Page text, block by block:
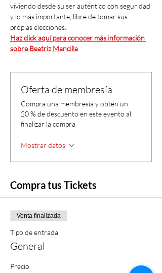
viviendo desde su ser auténtico con seguridad
y lo más importante, libre de tomar sus
propias elecciones.
Haz click aquí para conocer más información
sobre Beatriz Mancilla
Oferta de membresía
Compra una membresía y obtén un
20 % de descuento en este evento al
finalizar la compra
Mostrar datos
Compra tus Tickets
Venta finalizada
Tipo de entrada
General
Precio